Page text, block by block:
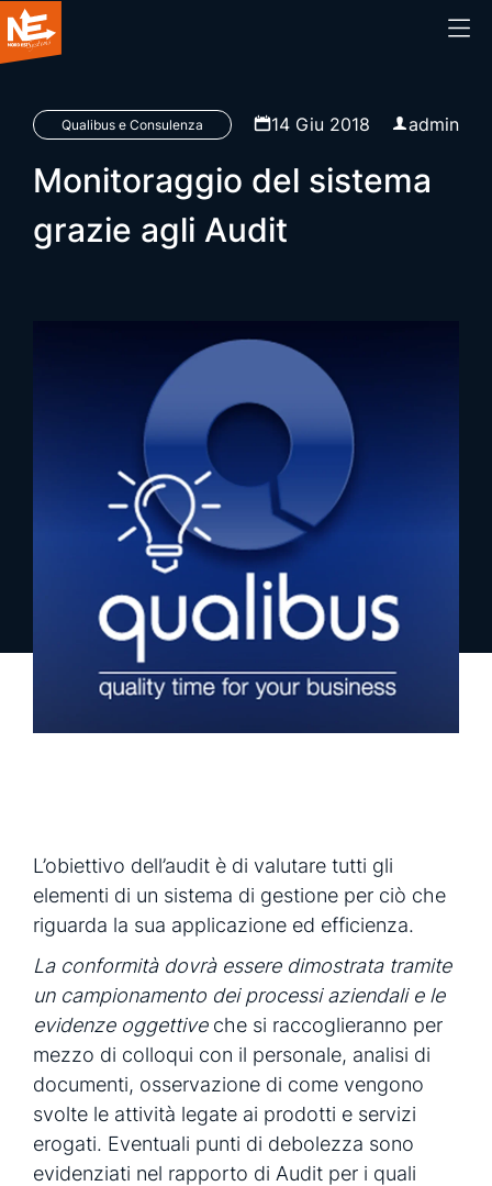
Home
Chi siamo
Cosa facciamo
richiedi una demo
richiedi info
Qualibus e Consulenza 14 Giu 2018 admin
Monitoraggio del sistema
grazie agli Audit
L’obiettivo dell’audit è di valutare tutti gli
elementi di un sistema di gestione per ciò che
riguarda la sua applicazione ed efficienza.
La conformità dovrà essere dimostrata tramite
un campionamento dei processi aziendali e le
evidenze oggettiveche si raccoglieranno per
mezzo di colloqui con il personale, analisi di
documenti, osservazione di come vengono
svolte le attività legate ai prodotti e servizi
erogati. Eventuali punti di debolezza sono
evidenziati nel rapporto di Audit per i quali